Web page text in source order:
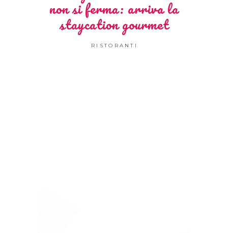
non si ferma: arriva la
staycation gourmet
RISTORANTI